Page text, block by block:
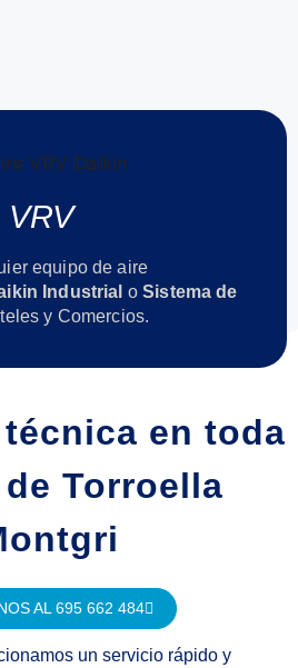
VRV
equipo de aire
Industrial oSistema de
y Comercios.
en toda
Torroella
AL 695 662 484
un servicio rápido y